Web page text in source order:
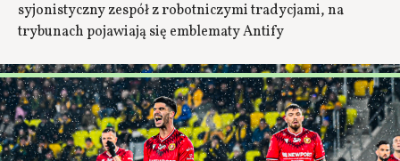
syjonistyczny zespół z robotniczymi tradycjami, na
trybunach pojawiają się emblematy Antify